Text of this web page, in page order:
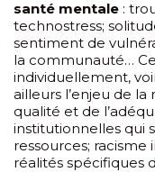
santé mentale :
technostress;
sentiment de
la communauté…
individuellement,
ailleurs l’enjeu de
qualité et de
institutionnelles qui
ressources;
réalités spécifiques